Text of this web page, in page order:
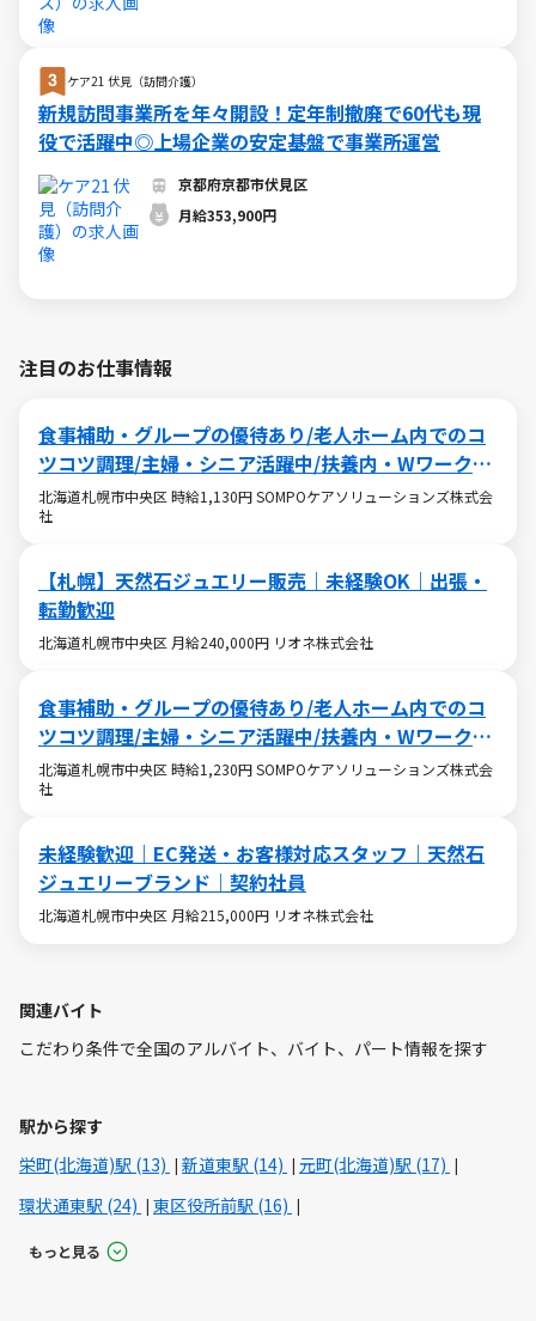
ケア21 伏見（訪問介護）
新規訪問事業所を年々開設！定年制撤廃で60代も現
役で活躍中◎上場企業の安定基盤で事業所運営
京都府京都市伏見区
月給353,900円
注目のお仕事情報
食事補助・グループの優待あり/老人ホーム内でのコ
ツコツ調理/主婦・シニア活躍中/扶養内・Wワークも
OK
北海道札幌市中央区 時給1,130円 SOMPOケアソリューションズ株式会
社
【札幌】天然石ジュエリー販売｜未経験OK｜出張・
転勤歓迎
北海道札幌市中央区 月給240,000円 リオネ株式会社
食事補助・グループの優待あり/老人ホーム内でのコ
ツコツ調理/主婦・シニア活躍中/扶養内・Wワークも
OK
北海道札幌市中央区 時給1,230円 SOMPOケアソリューションズ株式会
社
未経験歓迎｜EC発送・お客様対応スタッフ｜天然石
ジュエリーブランド｜契約社員
北海道札幌市中央区 月給215,000円 リオネ株式会社
関連バイト
こだわり条件で全国のアルバイト、バイト、パート情報を探す
駅から探す
栄町(北海道)駅 (13)
新道東駅 (14)
元町(北海道)駅 (17)
環状通東駅 (24)
東区役所前駅 (16)
もっと見る